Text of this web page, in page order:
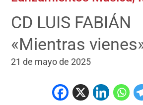
CD LUIS FABIÁN
«Mientras
21 de mayo de 2025